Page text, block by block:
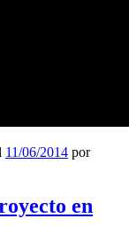
11/06/2014 por
en